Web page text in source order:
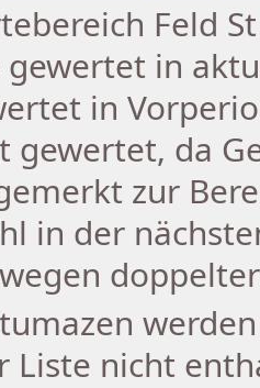
Feld
gewertet in
in
gewertet, da
zur
in der
Liste nicht